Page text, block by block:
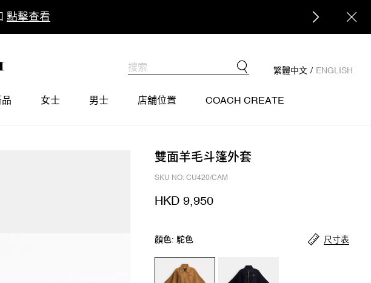
點擊查看
繁體中文 / ENGLISH
女士 男士 店舖位置 COACH CREATE
雙面羊毛斗篷外套
SKU NO: CU420/CAM
HKD 9,950
顏色: 駝色 尺寸表